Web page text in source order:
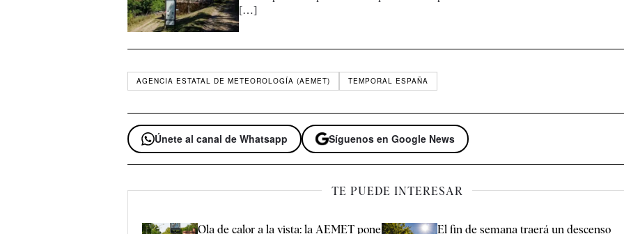
[…]
AGENCIA ESTATAL DE METEOROLOGÍA (AEMET) TEMPORAL ESPAÑA
Únete al canal de Whatsapp Síguenos en Google News
TE PUEDE INTERESAR
Ola de calor a la vista: la AEMET pone El fin de semana traerá un descenso